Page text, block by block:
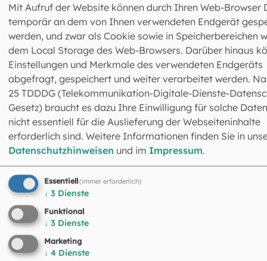
Palmbuam bringen große
Freude
Nachdem die Palmbuschen in der Messe gesegnet
werden sie in die Häuser gebracht und schmücken dort
Herrgottswinkel. Ein fast vergessener Brauch ist im
unseres Erzbistums erhalten geblieben: In
aber auch in Bad Aibling tragen Palmbuam die
Palmbuschen durchs Dorf. Die Kinder – inzwischen dürfen
auch Mädchen mitmachen – stecken bis zu 30 kleine
Buschen auf lange Stecken und bringen sie so zu
Verwandten und Nachbarn, als Gruß, als Segen und als
Stück gelebten Glaubens. Dekan Moderegger war in
Kindheit selbst als Palmbua in Bischofswiesen
„Ich habe viele Erinnerungen an Begegnungen mit Omas,
Opas, Tanten und Onkeln. Auf die Bauernhöfe ist man
oft gegangen. Da wurde dann einer der Palmbuschen ins
Mit Aufruf der Website können durch Ihren Web-Browser
temporär an dem von Ihnen verwendeten Endgerät
werden, und zwar als Cookie sowie in Speicherbereichen
dem Local Storage des Web-Browsers. Darüber hinaus
Einstellungen und Merkmale des verwendeten Endgeräts
abgefragt, gespeichert und weiter verarbeitet werden.
25 TDDDG (Telekommunikation-Digitale-Dienste-
Gesetz) braucht es dazu Ihre Einwilligung für solche
nicht essentiell für die Auslieferung der Webseiteninhalte
erforderlich sind. Weitere Informationen finden Sie in
Datenschutzhinweisen und im Impressum.
Essentiell(immer erforderlich)
↓ 3 Dienste
Funktional
↓ 3 Dienste
Marketing
↓ 4 Dienste